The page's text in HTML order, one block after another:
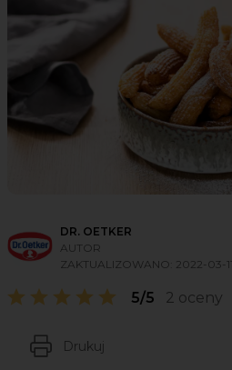
DR. OETKER
AUTOR
ZAKTUALIZOWANO: 2022-03-11
5/5 2 oceny
Drukuj